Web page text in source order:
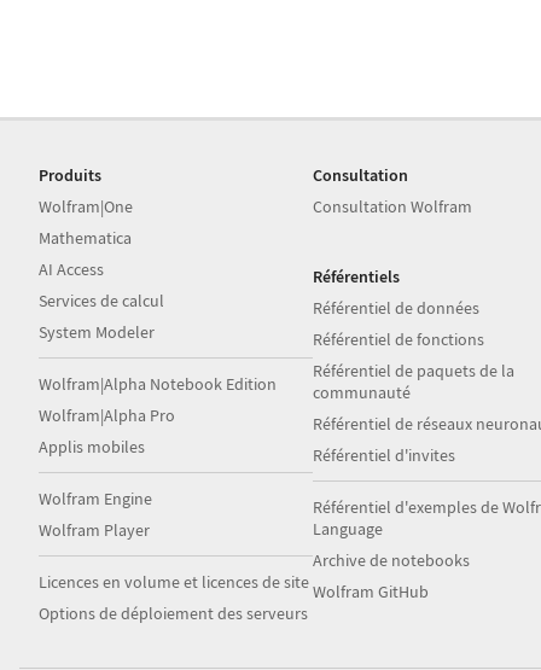
Produits
Wolfram|One
Mathematica
AI Access
Services de calcul
System Modeler
Wolfram|Alpha Notebook Edition
Wolfram|Alpha Pro
Applis mobiles
Wolfram Engine
Wolfram Player
Licences en volume et licences de site
Options de déploiement des serveurs
Consultation
Consultation Wolfram
Référentiels
Référentiel de données
Référentiel de fonctions
Référentiel de paquets de la
communauté
Référentiel de réseaux
Référentiel d'invites
Référentiel d'exemples de
Language
Archive de notebooks
Wolfram GitHub